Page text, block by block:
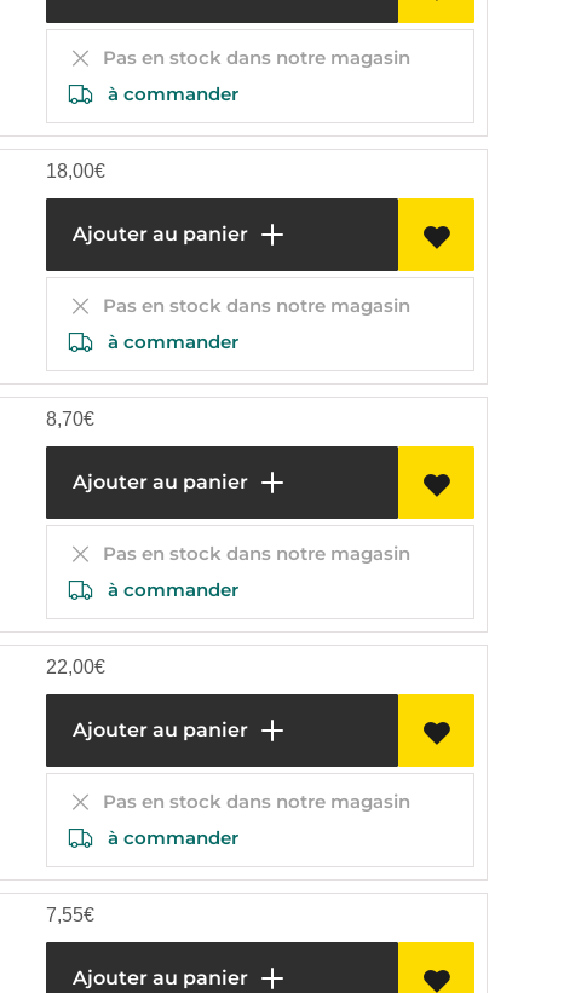
Pas en stock dans notre magasin
à commander
18,00€
Ajouter au panier
Pas en stock dans notre magasin
à commander
8,70€
Ajouter au panier
Pas en stock dans notre magasin
à commander
22,00€
Ajouter au panier
Pas en stock dans notre magasin
à commander
7,55€
Ajouter au panier